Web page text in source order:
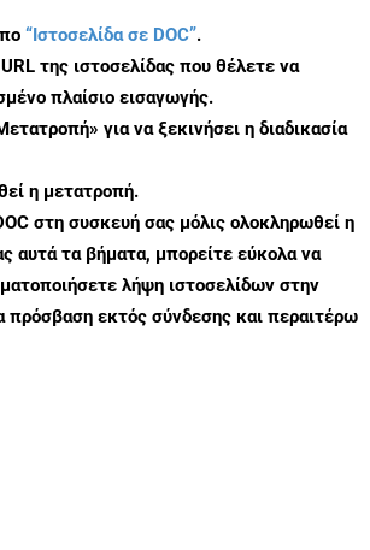
“Ιστοσελίδα σε DOC”.
της ιστοσελίδας που θέλετε να
πλαίσιο εισαγωγής.
για να ξεκινήσει η διαδικασία
η μετατροπή.
στη συσκευή σας μόλις ολοκληρωθεί η
αυτά τα βήματα, μπορείτε εύκολα να
λήψη ιστοσελίδων στην
πρόσβαση εκτός σύνδεσης και περαιτέρω